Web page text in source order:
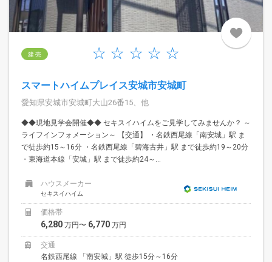
建 売
スマートハイムプレイス安城市安城町
愛知県安城市安城町大山26番15、他
◆◆現地見学会開催◆◆ セキスイハイムをご見学してみませんか？ ～
ライフインフォメーション～ 【交通】 ・名鉄西尾線「南安城」駅 ま
で徒歩約15～16分 ・名鉄西尾線「碧海古井」駅 まで徒歩約19～20分
・東海道本線「安城」駅 まで徒歩約24～...
ハウスメーカー
セキスイハイム
価格帯
6,280 万円〜 6,770 万円
交通
名鉄西尾線 「南安城」駅 徒歩15分～16分